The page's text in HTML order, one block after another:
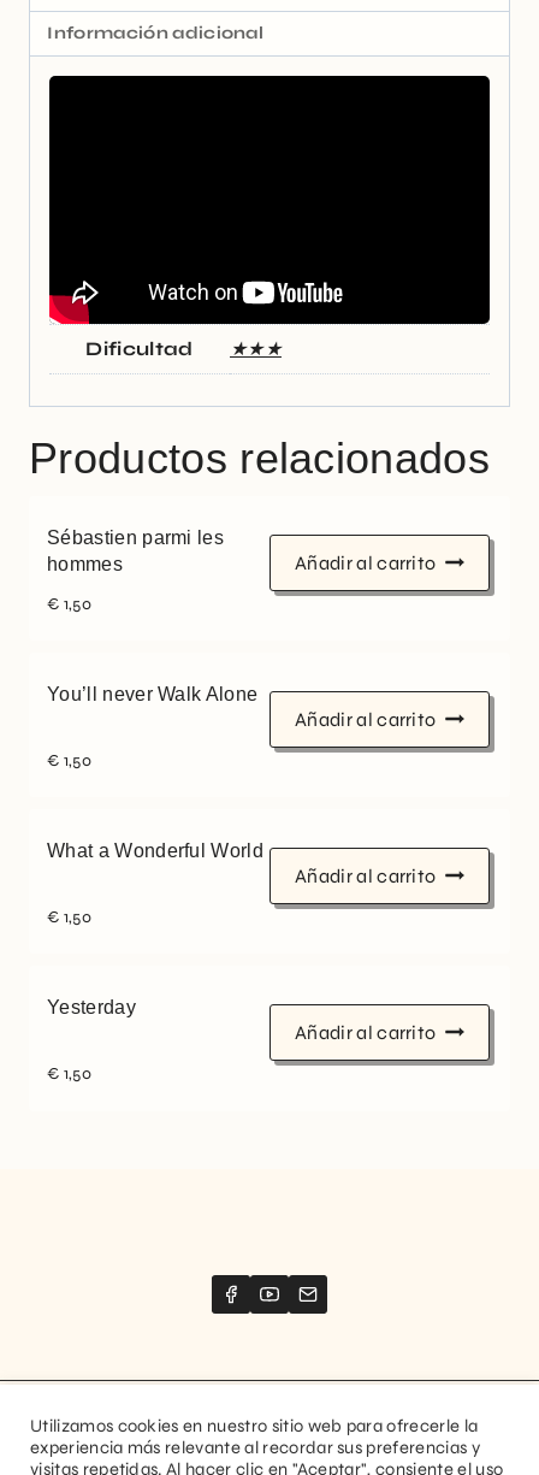
Información adicional
Dificultad ★★★
Productos relacionados
Sébastien parmi les
hommes
€ 1,50
Añadir al carrito
You’ll never Walk Alone
€ 1,50
Añadir al carrito
What a Wonderful World
€ 1,50
Añadir al carrito
Yesterday
€ 1,50
Añadir al carrito
Website created byStimize
Utilizamos cookies en nuestro sitio web para ofrecerle la
experiencia más relevante al recordar sus preferencias y
visitas repetidas. Al hacer clic en "Aceptar", consiente el uso